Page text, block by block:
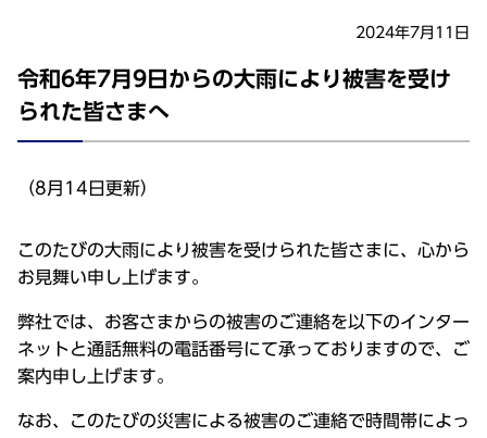
2024年7月11日
令和6年7月9日からの大雨により被害を受け
られた皆さまへ
（8月14日更新）
このたびの大雨により被害を受けられた皆さまに、心から
お見舞い申し上げます。
弊社では、お客さまからの被害のご連絡を以下のインター
ネットと通話無料の電話番号にて承っておりますので、ご
案内申し上げます。
なお、このたびの災害による被害のご連絡で時間帯によっ